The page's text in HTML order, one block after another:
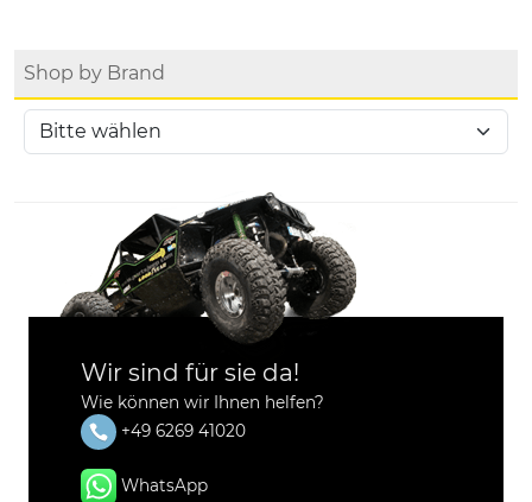
Shop by Brand
Wir sind für sie da!
Wie können wir Ihnen helfen?
+49 6269 41020
WhatsApp